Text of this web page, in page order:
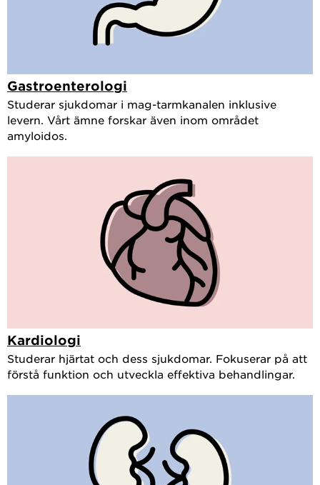
Gastroenterologi
Studerar sjukdomar i mag-tarmkanalen inklusive
levern. Vårt ämne forskar även inom området
amyloidos.
Kardiologi
Studerar hjärtat och dess sjukdomar. Fokuserar på att
förstå funktion och utveckla effektiva behandlingar.